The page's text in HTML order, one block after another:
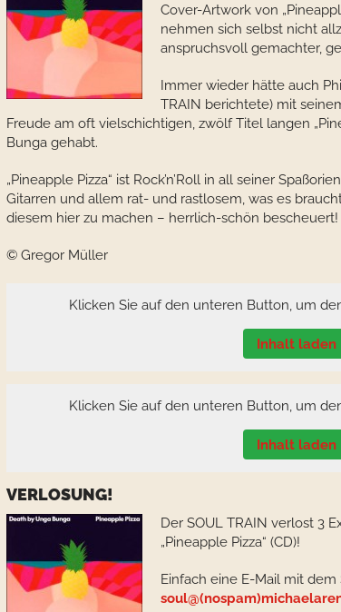
Cover-Artwork von
nehmen sich selbst nicht
anspruchsvoll gemachter,
Immer wieder hätte auch
TRAIN berichtete) mit
Freude am oft vielschichtigen, zwölf Titel langen
Bunga gehabt.
„Pineapple Pizza“ ist Rock’n’Roll in all seiner
Gitarren und allem rat- und rastlosem, was es
diesem hier zu machen – herrlich-schön bescheuert!
© Gregor Müller
Klicken Sie auf den unteren Button, um
Inhalt laden
Klicken Sie auf den unteren Button, um
Inhalt laden
VERLOSUNG!
Der SOUL TRAIN verlost 3
„Pineapple Pizza“ (CD)!
Einfach eine E-Mail mit dem